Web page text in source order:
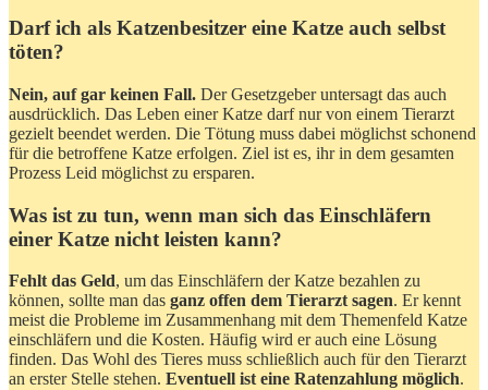
Darf ich als Katzenbesitzer eine Katze auch selbst
töten?
Nein, auf gar keinen Fall. Der Gesetzgeber untersagt das auch
ausdrücklich. Das Leben einer Katze darf nur von einem Tierarzt
gezielt beendet werden. Die Tötung muss dabei möglichst schonend
für die betroffene Katze erfolgen. Ziel ist es, ihr in dem gesamten
Prozess Leid möglichst zu ersparen.
Was ist zu tun, wenn man sich das Einschläfern
einer Katze nicht leisten kann?
Fehlt das Geld, um das Einschläfern der Katze bezahlen zu
können, sollte man das ganz offen dem Tierarzt sagen. Er kennt
meist die Probleme im Zusammenhang mit dem Themenfeld Katze
einschläfern und die Kosten. Häufig wird er auch eine Lösung
finden. Das Wohl des Tieres muss schließlich auch für den Tierarzt
an erster Stelle stehen. Eventuell ist eine Ratenzahlung möglich.